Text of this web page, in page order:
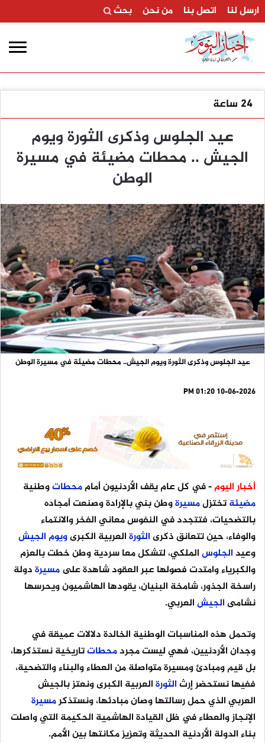
ارسل لنا اتصل بنا من نحن بحث
24 ساعة
عيد الجلوس وذكرى الثورة ويوم
الجيش .. محطات مضيئة في مسيرة
الوطن
عيد الجلوس وذكرى الثورة ويوم الجيش.. محطات مضيئة في مسيرة الوطن
10-06-2026 01:20 PM
أخبار اليوم- في كل عام يقف الأردنيون أماممحطاتوطنية
مضيئةتختزلمسيرةوطن بني بالإرادة وصنعت أمجاده
بالتضحيات، فتتجدد في النفوس معاني الفخر والانتماء
والوفاء، حين تتعانق ذكرىالثورةالعربية الكبرىويوم الجيش
وعيدالجلوسالملكي، لتشكل معا سردية وطن خطت بالعزم
والكبرياء وامتدت فصولها عبر العقود شاهدة علىمسيرةدولة
راسخة الجذور، شامخة البنيان، يقودها الهاشميون ويحرسها
نشامىالجيشالعربي.
وتحمل هذه المناسبات الوطنية الخالدة دلالات عميقة في
وجدان الأردنيين، فهي ليست مجردمحطاتتاريخية نستذكرها،
بل قيم ومبادئ ومسيرة متواصلة من العطاء والبناء والتضحية،
ففيها نستحضر إرثالثورةالعربية الكبرى ونعتز بالجيش
العربي الذي حمل رسالتها وصان مبادئها، ونستذكرمسيرة
الإنجاز والعطاء في ظل القيادة الهاشمية الحكيمة التي واصلت
بناء الدولة الأردنية الحديثة وتعزيز مكانتها بين الأمم.